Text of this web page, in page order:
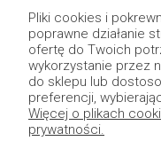
Pliki cookies i
poprawne działanie
ofertę do Twoich
wykorzystanie przez
do sklepu lub
preferencji,
Więcej o plikach
prywatności.